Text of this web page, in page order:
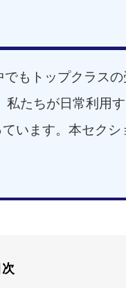
もトップクラス
たちが日常利用
います。本セク
次